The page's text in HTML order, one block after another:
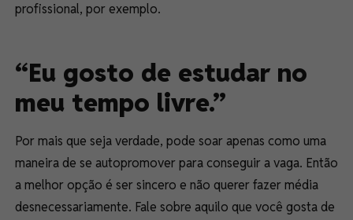
profissional, por exemplo.
“Eu gosto de estudar no
meu tempo livre.”
Por mais que seja verdade, pode soar apenas como uma
maneira de se autopromover para conseguir a vaga. Então
a melhor opção é ser sincero e não querer fazer média
desnecessariamente. Fale sobre aquilo que você gosta de